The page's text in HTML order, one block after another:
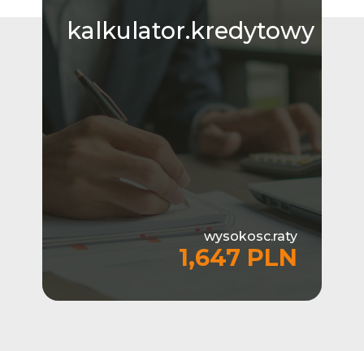
kalkulator.kredytowy
wysokosc.raty
1,647 PLN